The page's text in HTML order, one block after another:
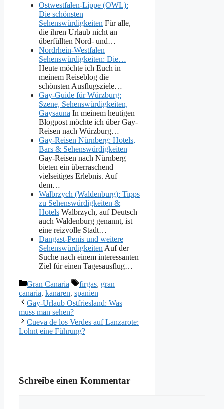
Ostwestfalen-Lippe (OWL):
Die schönsten
Sehenswürdigkeiten Für alle,
die ihren Urlaub nicht an
überfüllten Nord- und…
Nordrhein-Westfalen
Sehenswürdigkeiten: Die…
Heute möchte ich Euch in
meinem Reiseblog die
schönsten Ausflugsziele…
Gay-Guide für Würzburg:
Szene, Sehenswürdigkeiten,
Gaysauna In meinem heutigen
Blogpost möchte ich über Gay-
Reisen nach Würzburg…
Gay-Reisen Nürnberg: Hotels,
Bars & Sehenswürdigkeiten
Gay-Reisen nach Nürnberg
bieten ein überraschend
vielseitiges Erlebnis. Auf
dem…
Walbrzych (Waldenburg): Tipps
zu Sehenswürdigkeiten &
Hotels Walbrzych, auf Deutsch
auch Waldenburg genannt, ist
eine reizvolle Stadt…
Dangast-Penis und weitere
Sehenswürdigkeiten Auf der
Suche nach einem interessanten
Ziel für einen Tagesausflug…
Kategorien
Gran Canaria Schlagwörter
firgas, gran
canaria, kanaren, spanien
Gay-Urlaub Ostfriesland: Was
muss man sehen?
Cueva de los Verdes auf Lanzarote:
Lohnt eine Führung?
Schreibe einen Kommentar